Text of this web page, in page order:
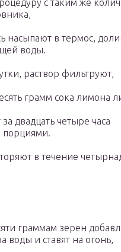
с таким же
насыпают в термос,
воды.
раствор фильтруют,
грамм сока лимона
двадцать четыре часа
в течение
граммам зерен
воды и ставят на огонь,